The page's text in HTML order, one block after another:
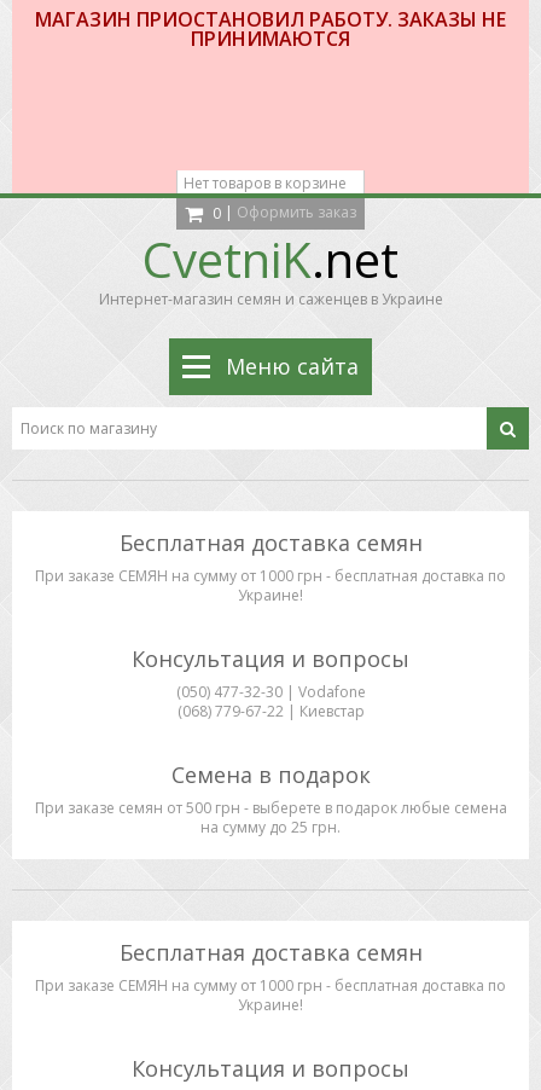
МАГАЗИН ПРИОСТАНОВИЛ РАБОТУ. ЗАКАЗЫ НЕ
ПРИНИМАЮТСЯ
Нет товаров в корзине
0 | Оформить заказ
CvetniK.net
Интернет-магазин семян и саженцев в Украине
Меню сайта
Бесплатная доставка семян
При заказе СЕМЯН на сумму от 1000 грн - бесплатная доставка по
Украине!
Консультация и вопросы
(050) 477-32-30 | Vodafone
(068) 779-67-22 | Киевстар
Семена в подарок
При заказе семян от 500 грн - выберете в подарок любые семена
на сумму до 25 грн.
Бесплатная доставка семян
При заказе СЕМЯН на сумму от 1000 грн - бесплатная доставка по
Украине!
Консультация и вопросы